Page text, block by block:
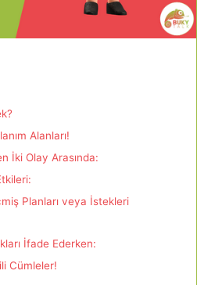
Alanları!
İki Olay Arasında:
Planları veya İstekleri
İfade Ederken:
Cümleler!